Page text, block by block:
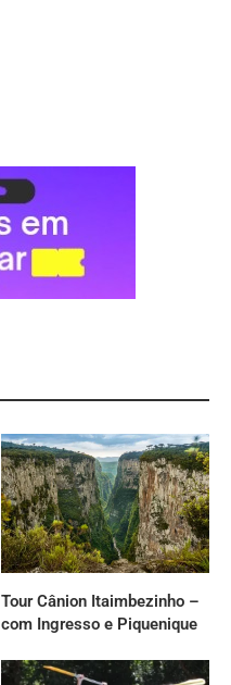
Tour Cânion Itaimbezinho –
com Ingresso e Piquenique